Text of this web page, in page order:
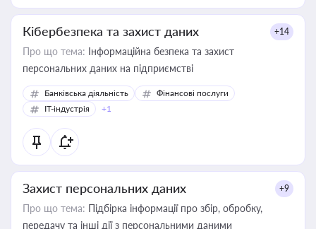
Кібербезпека та захист даних +14
Про що тема: Інформаційна безпека та захист
персональних даних на підприємстві
Банківська діяльність
Фінансові послуги
IT-індустрія
+1
Захист персональних даних +9
Про що тема: Підбірка інформації про збір, обробку,
передачу та інші дії з персональними даними